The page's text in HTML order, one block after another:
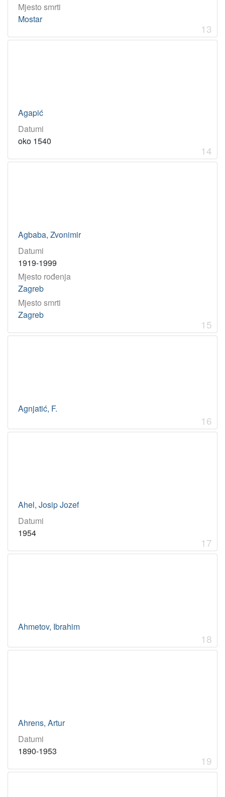
Mjesto smrti
Mostar
13
Agapić
Datumi
oko 1540
14
Agbaba, Zvonimir
Datumi
1919-1999
Mjesto rođenja
Zagreb
Mjesto smrti
Zagreb
15
Agnjatić, F.
16
Ahel, Josip Jozef
Datumi
1954
17
Ahmetov, Ibrahim
18
Ahrens, Artur
Datumi
1890-1953
19